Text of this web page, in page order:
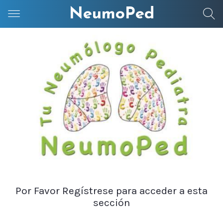
NeumoPed
Por Favor Regístrese para acceder a esta
sección